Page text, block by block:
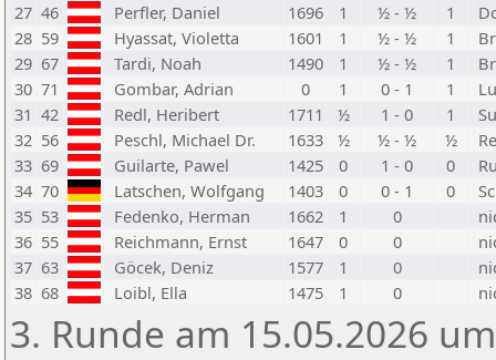
27 46 Perfler, Daniel 1696 1 ½ - ½ 1
28 59 Hyassat, Violetta 1601 1 ½ - ½ 1
29 67 Tardi, Noah 1490 1 ½ - ½ 1
30 71 Gombar, Adrian 0 1 0 - 1 1
31 42 Redl, Heribert 1711 ½ 1 - 0 1
32 56 Peschl, Michael Dr. 1633 ½ ½ - ½ ½
33 69 Guilarte, Pawel 1425 0 1 - 0 0
34 70 Latschen, Wolfgang 1403 0 0 - 1 0
35 53 Fedenko, Herman 1662 1 0
36 55 Reichmann, Ernst 1647 0 0
37 63 Göcek, Deniz 1577 1 0
38 68 Loibl, Ella 1475 1 0
3. Runde am 15.05.2026